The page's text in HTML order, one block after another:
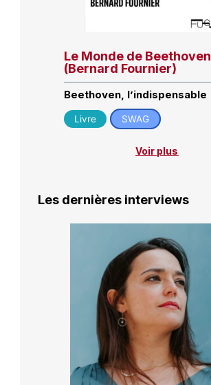
Le Monde de Beethoven
(Bernard Fournier)
Beethoven, l’indispensable
Livre SWAG
Voir plus
Les dernières interviews